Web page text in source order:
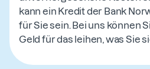
kann ein Kredit der Bank
für Sie sein. Bei uns können
Geld für das leihen, was Sie